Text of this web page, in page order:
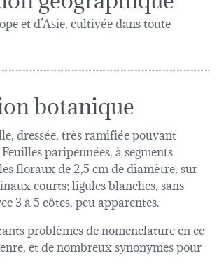
et d’Asie, cultivée dans toute
botanique
dressée, très ramifiée pouvant
paripennées, à segments
floraux de 2,5 cm de diamètre, sur
courts; ligules blanches, sans
3 à 5 côtes, peu apparentes.
problèmes de nomenclature en ce
et de nombreux synonymes pour